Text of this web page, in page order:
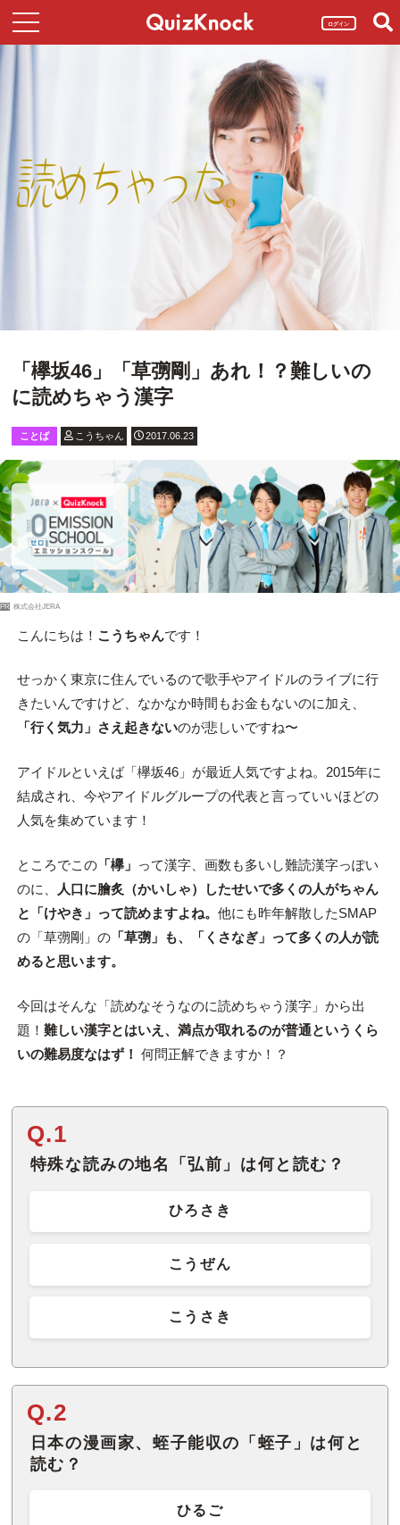
ログイン
「欅坂46」「草彅剛」あれ！？難しいの
に読めちゃう漢字
ことば こうちゃん 2017.06.23
PR 株式会社JERA
こんにちは！ こうちゃんです！
せっかく東京に住んでいるので歌手やアイドルのライブに行
きたいんですけど、なかなか時間もお金もないのに加え、
「行く気力」さえ起きないのが悲しいですね〜
アイドルといえば「欅坂46」が最近人気ですよね。2015年に
結成され、今やアイドルグループの代表と言っていいほどの
人気を集めています！
ところでこの「欅」 って漢字、画数も多いし難読漢字っぽい
のに、
人口に膾炙（かいしゃ）したせいで多くの人がちゃん
と「けやき」って読めますよね。 他にも昨年解散したSMAP
の「草彅剛」の「草彅」も、「くさなぎ」って多くの人が読
めると思います。
今回はそんな「読めなそうなのに読めちゃう漢字」から出
題！ 難しい漢字とはいえ、満点が取れるのが普通というくら
いの難易度なはず！ 何問正解できますか！？
Q.1
特殊な読みの地名「弘前」は何と読む？
ひろさき
こうぜん
こうさき
Q.2
日本の漫画家、蛭子能収の「蛭子」は何と
読む？
ひるご